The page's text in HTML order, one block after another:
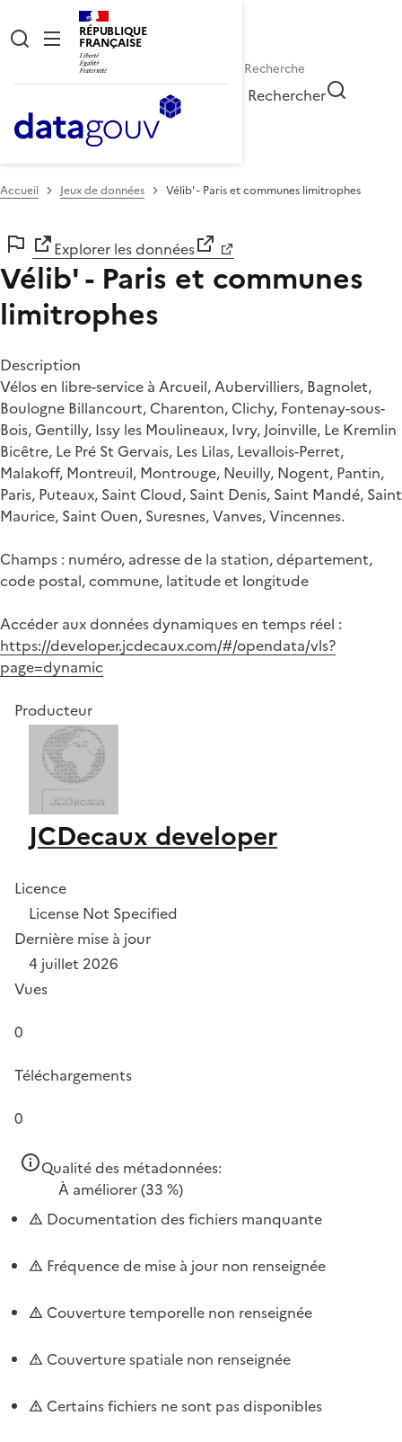
RÉPUBLIQUE
FRANÇAISE
Rechercher
Accueil Jeux de données Vélib' - Paris et communes limitrophes
Explorer les données
Vélib' - Paris et communes
limitrophes
Description
Vélos en libre-service à Arcueil, Aubervilliers, Bagnolet,
Boulogne Billancourt, Charenton, Clichy, Fontenay-sous-
Bois, Gentilly, Issy les Moulineaux, Ivry, Joinville, Le Kremlin
Bicêtre, Le Pré St Gervais, Les Lilas, Levallois-Perret,
Malakoff, Montreuil, Montrouge, Neuilly, Nogent, Pantin,
Paris, Puteaux, Saint Cloud, Saint Denis, Saint Mandé, Saint
Maurice, Saint Ouen, Suresnes, Vanves, Vincennes.
Champs : numéro, adresse de la station, département,
code postal, commune, latitude et longitude
Accéder aux données dynamiques en temps réel :
https://developer.jcdecaux.com/#/opendata/vls?
page=dynamic
Producteur
JCDecaux developer
Licence
License Not Specified
Dernière mise à jour
4 juillet 2026
Vues
0
Téléchargements
0
Qualité des métadonnées:
À améliorer(33 %)
Documentation des fichiers manquante
Fréquence de mise à jour non renseignée
Couverture temporelle non renseignée
Couverture spatiale non renseignée
Certains fichiers ne sont pas disponibles